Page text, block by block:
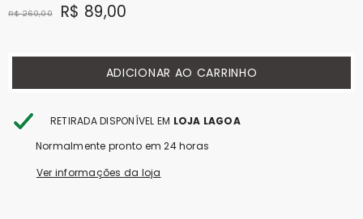
R$ 260,00 R$ 89,00
ADICIONAR AO CARRINHO
RETIRADA DISPONÍVEL EM LOJA LAGOA
Normalmente pronto em 24 horas
Ver informações da loja